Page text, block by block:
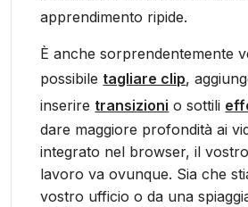
apprendimento ripide.
È anche sorprendentemente
possibile tagliare clip,
inserire transizioni o sottili
dare maggiore profondità ai
integrato nel browser, il
lavoro va ovunque. Sia che
vostro ufficio o da una